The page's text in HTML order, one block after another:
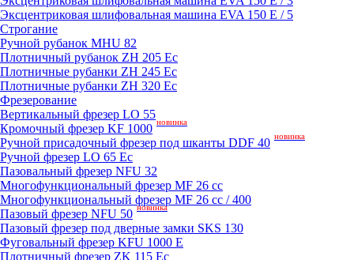
Эксцентриковая шлифовальная машина EVA 150 E / 5
Строгание
Ручной рубанок MHU 82
Плотничный рубанок ZH 205 Ec
Плотничные рубанки ZH 245 Ec
Плотничные рубанки ZH 320 Ec
Фрезерование
Вертикальный фрезер LO 55
Кромочный фрезер KF 1000 новинка
Ручной присадочный фрезер под шканты DDF 40 новинка
Ручной фрезер LO 65 Ec
Пазовальный фрезер NFU 32
Mногофункциональный фрезер MF 26 cc
Mногофункциональный фрезер MF 26 cc / 400
Пазовый фрезер NFU 50 новинка
Пазовый фрезер под дверные замки SKS 130
Фуговальный фрезер KFU 1000 E
Плотничный фрезер ZK 115 Ec